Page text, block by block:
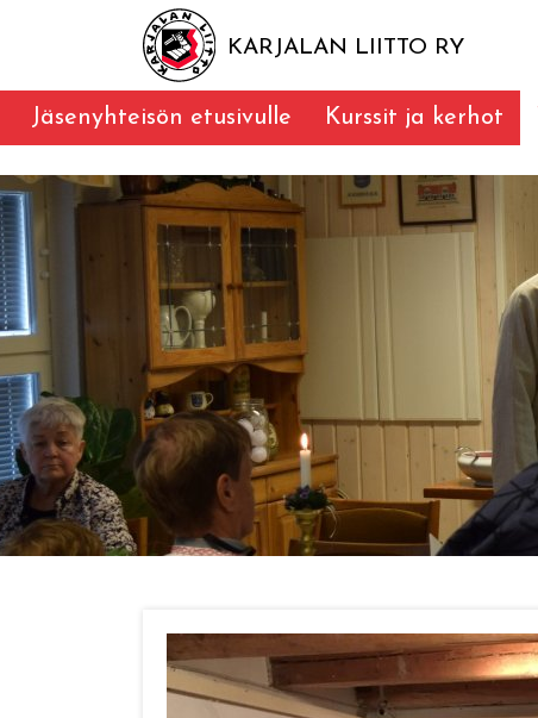
KARJALAN LIITTO RY
Jäsenyhteisön etusivulle Kurssit ja kerhot